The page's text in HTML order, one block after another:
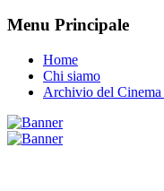
Menu Principale
Home
Chi siamo
Archivio del